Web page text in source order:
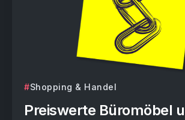
Shopping & Handel
Preiswerte Büromöbel